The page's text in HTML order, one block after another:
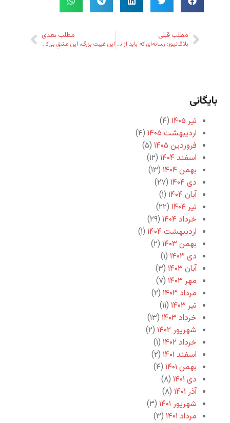
مطلب قبلی
بلاگ‌نیوز: رسانه‌ای که باید از نو شناخت!
مطلب بعدی
این غیبت بزرگ، این عشقِ بی‌کران
بایگانی
تیر ۱۴۰۵
(۴)
اردیبهشت ۱۴۰۵
(۴)
فروردین ۱۴۰۵
(۵)
اسفند ۱۴۰۴
(۱۲)
بهمن ۱۴۰۴
(۱۳)
دی ۱۴۰۴
(۲۷)
آبان ۱۴۰۴
(۱)
تیر ۱۴۰۴
(۲۲)
خرداد ۱۴۰۴
(۲۹)
اردیبهشت ۱۴۰۴
(۱)
بهمن ۱۴۰۳
(۲)
دی ۱۴۰۳
(۱)
آبان ۱۴۰۳
(۳)
مهر ۱۴۰۳
(۷)
مرداد ۱۴۰۳
(۲)
تیر ۱۴۰۳
(۱۱)
خرداد ۱۴۰۳
(۱۳)
شهریور ۱۴۰۲
(۲)
خرداد ۱۴۰۲
(۱)
اسفند ۱۴۰۱
(۲)
بهمن ۱۴۰۱
(۴)
دی ۱۴۰۱
(۸)
آذر ۱۴۰۱
(۸)
شهریور ۱۴۰۱
(۳)
مرداد ۱۴۰۱
(۳)